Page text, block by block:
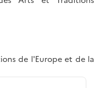
de l'Europe et de la